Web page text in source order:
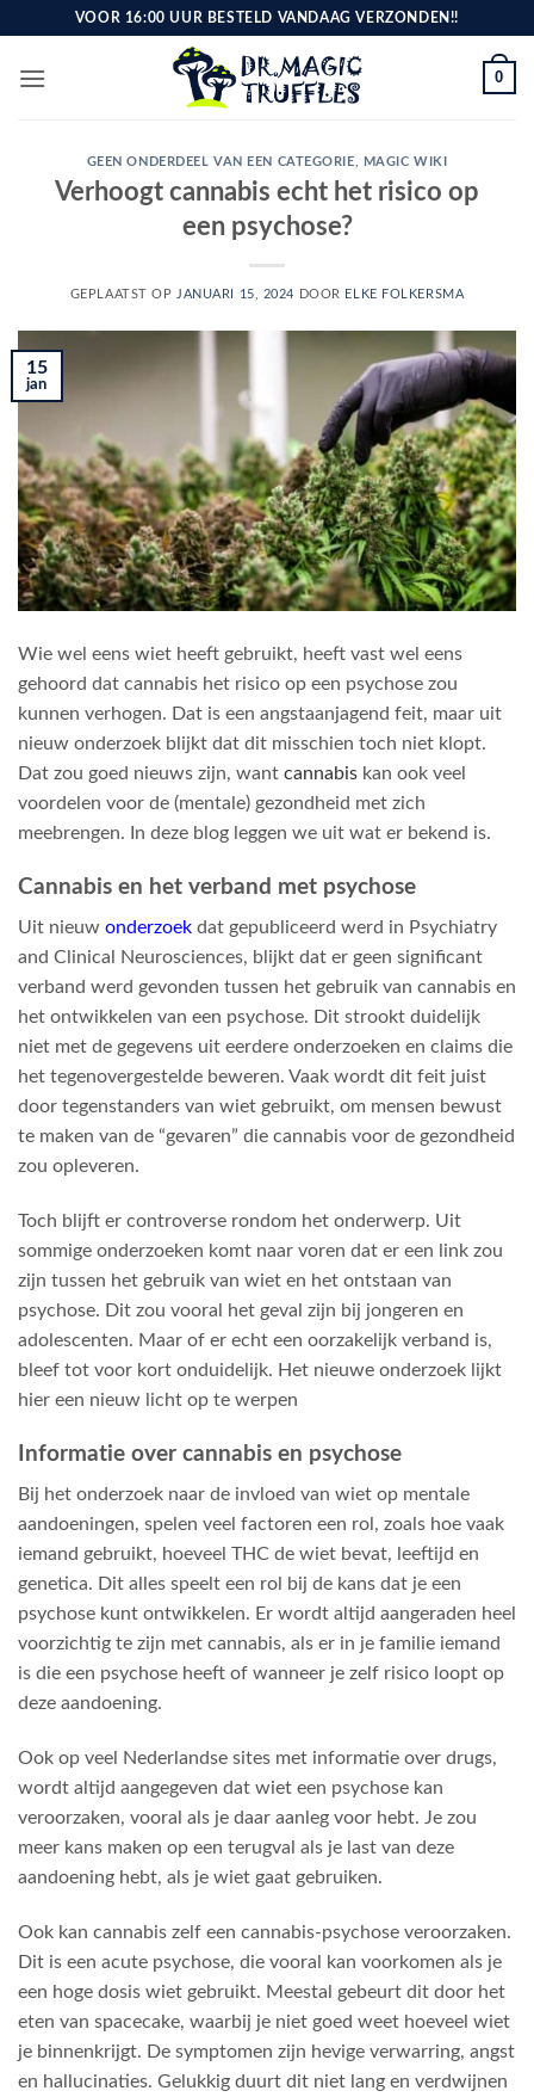
inhoud
VOOR 16:00 UUR BESTELD VANDAAG VERZONDEN!!
0
GEEN ONDERDEEL VAN EEN CATEGORIE MAGIC WIKI
Verhoogt cannabis echt het risico op
een psychose?
GEPLAATST OP JANUARI 15, 2024 DOOR ELKE FOLKERSMA
15
jan
Wie wel eens wiet heeft gebruikt, heeft vast wel eens
gehoord dat cannabis het risico op een psychose zou
kunnen verhogen. Dat is een angstaanjagend feit, maar uit
nieuw onderzoek blijkt dat dit misschien toch niet klopt.
Dat zou goed nieuws zijn, want cannabis kan ook veel
voordelen voor de (mentale) gezondheid met zich
meebrengen. In deze blog leggen we uit wat er bekend is.
Cannabis en het verband met psychose
Uit nieuw onderzoek dat gepubliceerd werd in Psychiatry
and Clinical Neurosciences, blijkt dat er geen significant
verband werd gevonden tussen het gebruik van cannabis en
het ontwikkelen van een psychose. Dit strookt duidelijk
niet met de gegevens uit eerdere onderzoeken en claims die
het tegenovergestelde beweren. Vaak wordt dit feit juist
door tegenstanders van wiet gebruikt, om mensen bewust
te maken van de “gevaren” die cannabis voor de gezondheid
zou opleveren.
Toch blijft er controverse rondom het onderwerp. Uit
sommige onderzoeken komt naar voren dat er een link zou
zijn tussen het gebruik van wiet en het ontstaan van
psychose. Dit zou vooral het geval zijn bij jongeren en
adolescenten. Maar of er echt een oorzakelijk verband is,
bleef tot voor kort onduidelijk. Het nieuwe onderzoek lijkt
hier een nieuw licht op te werpen
Informatie over cannabis en psychose
Bij het onderzoek naar de invloed van wiet op mentale
aandoeningen, spelen veel factoren een rol, zoals hoe vaak
iemand gebruikt, hoeveel THC de wiet bevat, leeftijd en
genetica. Dit alles speelt een rol bij de kans dat je een
psychose kunt ontwikkelen. Er wordt altijd aangeraden heel
voorzichtig te zijn met cannabis, als er in je familie iemand
is die een psychose heeft of wanneer je zelf risico loopt op
deze aandoening.
Ook op veel Nederlandse sites met informatie over drugs,
wordt altijd aangegeven dat wiet een psychose kan
veroorzaken, vooral als je daar aanleg voor hebt. Je zou
meer kans maken op een terugval als je last van deze
aandoening hebt, als je wiet gaat gebruiken.
Ook kan cannabis zelf een cannabis-psychose veroorzaken.
Dit is een acute psychose, die vooral kan voorkomen als je
een hoge dosis wiet gebruikt. Meestal gebeurt dit door het
eten van spacecake, waarbij je niet goed weet hoeveel wiet
je binnenkrijgt. De symptomen zijn hevige verwarring, angst
en hallucinaties. Gelukkig duurt dit niet lang en verdwijnen